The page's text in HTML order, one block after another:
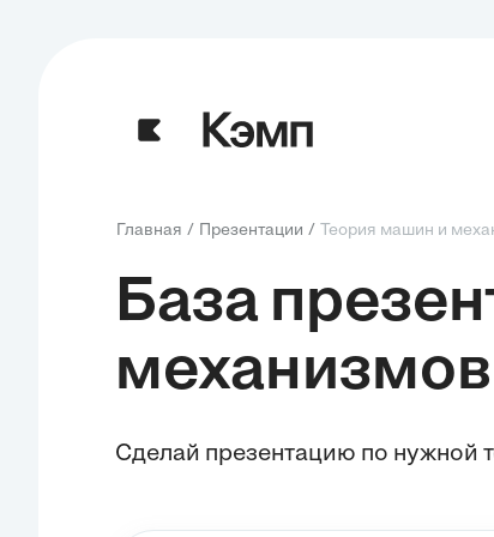
Главная Презентации Теория машин и
База
механизмов
Сделай презентацию по нужной